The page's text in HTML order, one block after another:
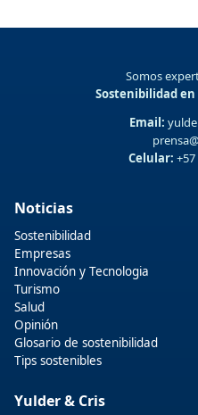
Somos
Sostenibilidad en
Email:
Celular:
Noticias
Sostenibilidad
Empresas
Innovación y Tecnologia
Turismo
Salud
Opinión
Glosario de sostenibilidad
Tips sostenibles
Yulder & Cris